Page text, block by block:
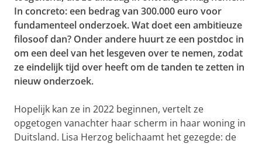
In concreto: een bedrag van 300.000 euro voor
fundamenteel onderzoek. Wat doet een ambitieuze
ﬁlosoof dan? Onder andere huurt ze een postdoc in
om een deel van het lesgeven over te nemen, zodat
ze eindelijk tijd over heeft om de tanden te zetten in
nieuw onderzoek.
Hopelijk kan ze in 2022 beginnen, vertelt ze
opgetogen vanachter haar scherm in haar woning in
Duitsland. Lisa Herzog belichaamt het gezegde: de